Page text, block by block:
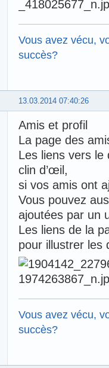
Vous avez vécu,
succès?
13.03.2014 07:40:26
Amis et profil
La page des
Les liens vers le
clin d’œil,
si vos amis ont
Vous pouvez
ajoutées par un
Les liens de la
pour illustrer les
Vous avez vécu,
succès?